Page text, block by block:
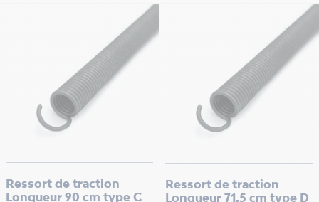
Ressort de traction
Longueur 90 cm type C
Ressort de traction
Longueur 71,5 cm type D